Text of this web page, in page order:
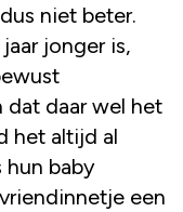
niet beter.
jonger is,
dat daar wel het
het altijd al
baby
een